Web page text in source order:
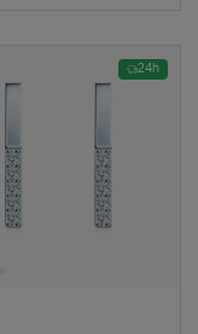
24h